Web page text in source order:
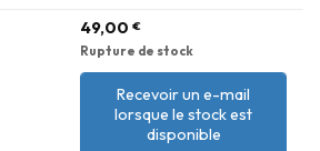
49,00€
Rupture de stock
Recevoir un e-mail
lorsque le stock est
disponible